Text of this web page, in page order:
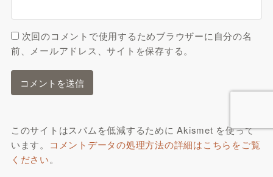
次回のコメントで使用するためブラウザーに自分の名
前、メールアドレス、サイトを保存する。
このサイトはスパムを低減するために Akismet を使って
います。 コメントデータの処理方法の詳細はこちらをご覧
ください。